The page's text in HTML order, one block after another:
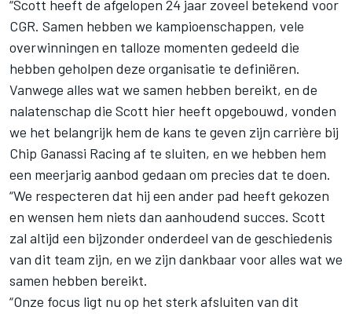
“Scott heeft de afgelopen 24 jaar zoveel betekend voor
CGR. Samen hebben we kampioenschappen, vele
overwinningen en talloze momenten gedeeld die
hebben geholpen deze organisatie te definiëren.
Vanwege alles wat we samen hebben bereikt, en de
nalatenschap die Scott hier heeft opgebouwd, vonden
we het belangrijk hem de kans te geven zijn carrière bij
Chip Ganassi Racing af te sluiten, en we hebben hem
een meerjarig aanbod gedaan om precies dat te doen.
“We respecteren dat hij een ander pad heeft gekozen
en wensen hem niets dan aanhoudend succes. Scott
zal altijd een bijzonder onderdeel van de geschiedenis
van dit team zijn, en we zijn dankbaar voor alles wat we
samen hebben bereikt.
“Onze focus ligt nu op het sterk afsluiten van dit